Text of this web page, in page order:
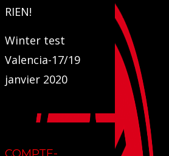
RIEN!
Winter test
Valencia-17/19
janvier 2020